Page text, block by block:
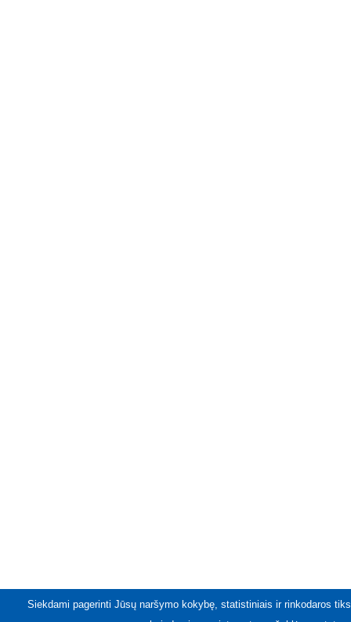
Siekdami pagerinti Jūsų naršymo kokybę, statistiniais ir rinkodaros